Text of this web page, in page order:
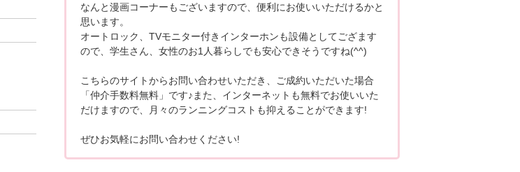
なんと漫画コーナーもございますので、便利にお使いいただけるかと
思います。
オートロック、TVモニター付きインターホンも設備としてござます
ので、学生さん、女性のお1人暮らしでも安心できそうですね(^^)
こちらのサイトからお問い合わせいただき、ご成約いただいた場合
「仲介手数料無料」です♪また、インターネットも無料でお使いいた
だけますので、月々のランニングコストも抑えることができます!
ぜひお気軽にお問い合わせください!